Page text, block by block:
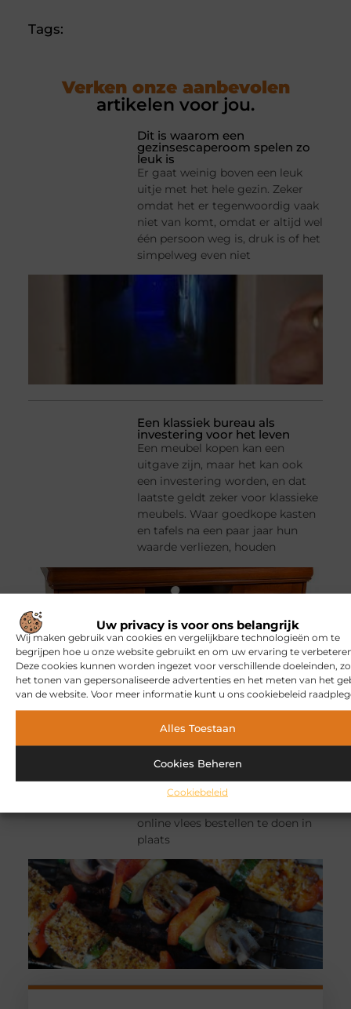
Uw privacy is voor ons belangrijk
Wij maken gebruik van cookies en vergelijkbare technologieën om te
begrijpen hoe u onze website gebruikt en om uw ervaring te
Deze cookies kunnen worden ingezet voor verschillende doeleinden,
het tonen van gepersonaliseerde advertenties en het meten van het
van de website. Voor meer informatie kunt u ons cookiebeleid
Alles Toestaan
Cookies Beheren
Cookiebeleid
Tags:
Verken onze aanbevolen
artikelen voor jou.
Dit is waarom een
gezinsescaperoom spelen zo
leuk is
Er gaat weinig boven een leuk
uitje met het hele gezin. Zeker
omdat het er tegenwoordig vaak
niet van komt, omdat er altijd wel
één persoon weg is, druk is of het
simpelweg even niet
Een klassiek bureau als
investering voor het leven
Een meubel kopen kan een
uitgave zijn, maar het kan ook
een investering worden, en dat
laatste geldt zeker voor klassieke
meubels. Waar goedkope kasten
en tafels na een paar jaar hun
waarde verliezen, houden
Waarom online vlees bestellen
steeds gewoner wordt
juist bij vlees wilt u zeker weten
op tafel komt. Daarom kiezen
online vlees bestellen te doen in
plaats